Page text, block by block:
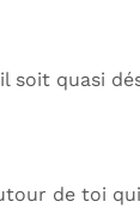
quasi
de toi